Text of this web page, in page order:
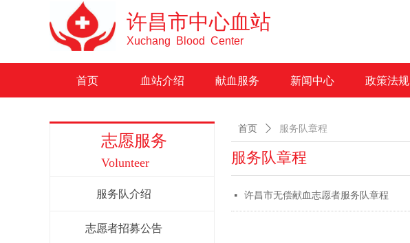
许昌市中心血站
Xuchang Blood Center
首页 血站介绍 献血服务 新闻中心 政策法规
服务队章程
首页 ꄲ 服务队章程
넷 许昌市无偿献血志愿者服务队章程
志愿服务
Volunteer
服务队介绍
志愿者招募公告